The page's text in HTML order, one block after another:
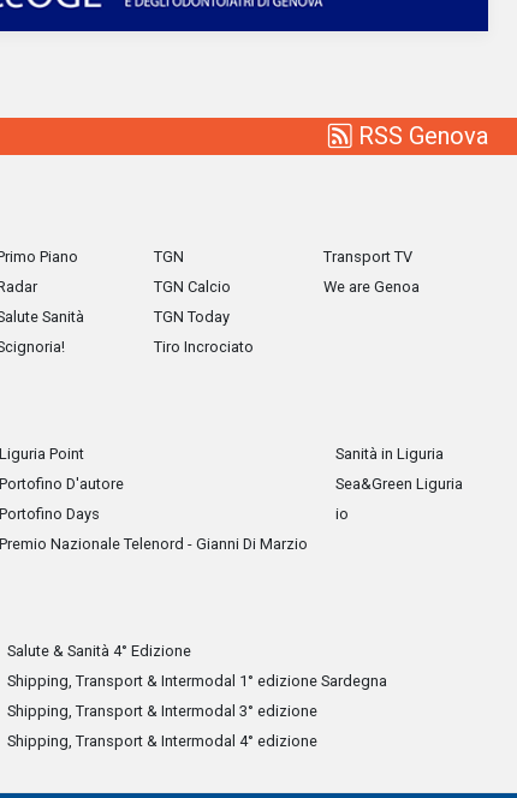
RSS Genova
Piano
Sanità
TGN
TGN Calcio
TGN Today
Tiro Incrociato
Transport TV
We are Genoa
Liguria Point
Portofino D'autore
Portofino Days
Premio Nazionale Telenord - Gianni Di Marzio
Sanità in Liguria
Sea&Green Liguria
io
Salute & Sanità 4° Edizione
Shipping, Transport & Intermodal 1° edizione Sardegna
Shipping, Transport & Intermodal 3° edizione
Shipping, Transport & Intermodal 4° edizione